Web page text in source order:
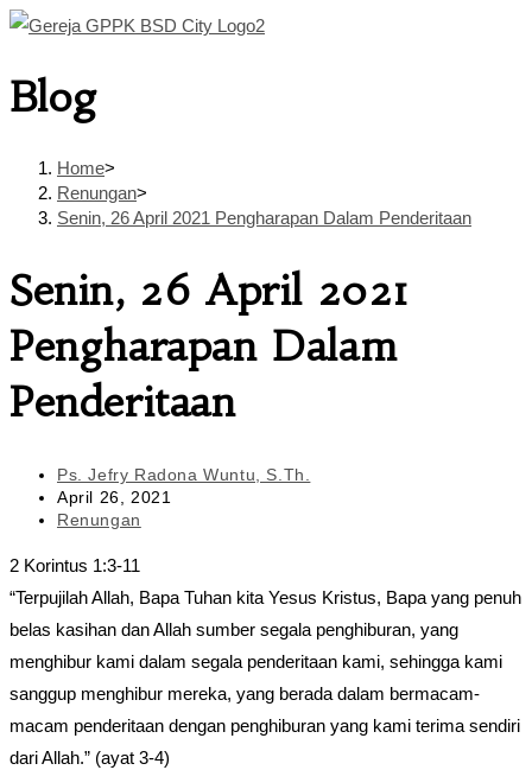
Skip
content
Blog
Home>
Renungan>
Senin, 26 April 2021 Pengharapan Dalam Penderitaan
Senin, 26 April 2021
Pengharapan Dalam
Penderitaan
Post
author:
Ps. Jefry Radona Wuntu, S.Th.
Post
published:
April 26, 2021
Post
Renungan
2 Korintus 1:3-11
“Terpujilah Allah, Bapa Tuhan kita Yesus Kristus, Bapa yang penuh
belas kasihan dan Allah sumber segala penghiburan, yang
menghibur kami dalam segala penderitaan kami, sehingga kami
sanggup menghibur mereka, yang berada dalam bermacam-
macam penderitaan dengan penghiburan yang kami terima sendiri
dari Allah.” (ayat 3-4)